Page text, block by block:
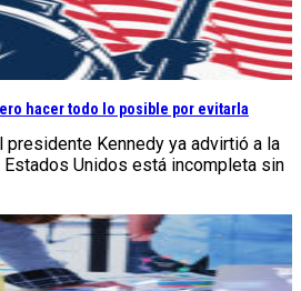
hacer todo lo posible por evitarla
presidente Kennedy ya advirtió a la
Unidos está incompleta sin